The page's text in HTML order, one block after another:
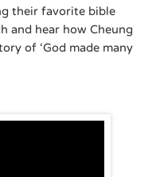
their favorite bible
and hear how Cheung
of ‘God made many